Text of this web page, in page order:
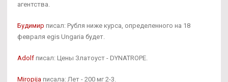
агентства.
Будимир писал: Рубля ниже курса, определенного на 18
февраля egis Ungaria будет.
Adolf писал: Цены Златоуст - DYNATROPE.
Miropija писала: Лет - 200 мг 2-3.